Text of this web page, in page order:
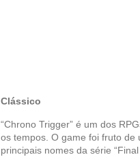
Clássico
“Chrono Trigger” é um dos
os tempos. O game foi fruto de
principais nomes da série